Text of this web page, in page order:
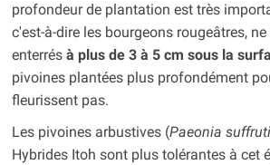
profondeur de plantation est très
c'est-à-dire les bourgeons rougeâtres,
enterrés à plus de 3 à 5 cm sous la
pivoines plantées plus profondément
fleurissent pas.
Les pivoines arbustives (Paeonia
Hybrides Itoh sont plus tolérantes à cet